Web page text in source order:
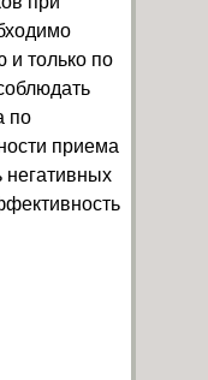
и только по
по
приема
негативных